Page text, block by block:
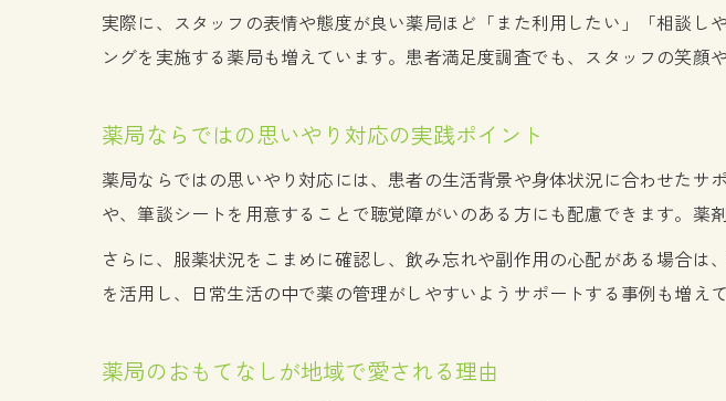
口コミで広がる
薬局で信頼を築
薬局で実践する
薬局のおもてな
実際に、スタッフの表情や態度が良い薬局ほど「また利用したい」「相談
ングを実施する薬局も増えています。患者満足度調査でも、スタッフの笑顔
薬局ならではの思いやり対応の実践ポイント
薬局ならではの思いやり対応には、患者の生活背景や身体状況に合わせた
や、筆談シートを用意することで聴覚障がいのある方にも配慮できます。薬
さらに、服薬状況をこまめに確認し、飲み忘れや副作用の心配がある場合
を活用し、日常生活の中で薬の管理がしやすいようサポートする事例も増え
薬局のおもてなしが地域で愛される理由